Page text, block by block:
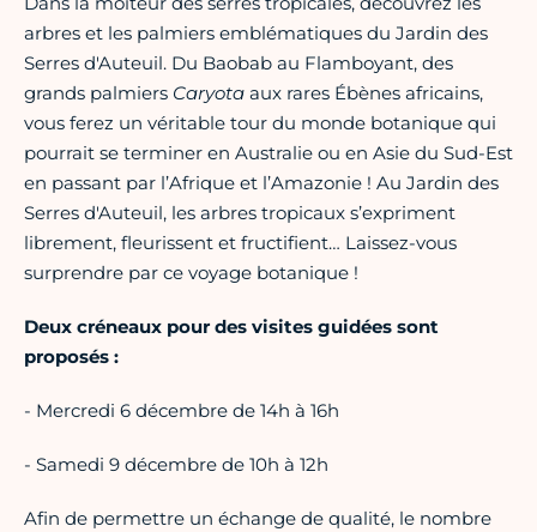
arbres et les palmiers emblématiques du Jardin des
Serres d'Auteuil. Du Baobab au Flamboyant, des
grands palmiers Caryota aux rares Ébènes africains,
vous ferez un véritable tour du monde botanique qui
pourrait se terminer en Australie ou en Asie du Sud-Est
en passant par l’Afrique et l’Amazonie ! Au Jardin des
Serres d'Auteuil, les arbres tropicaux s’expriment
librement, fleurissent et fructifient… Laissez-vous
surprendre par ce voyage botanique !
Deux créneaux pour des visites guidées sont
proposés :
- Mercredi 6 décembre de 14h à 16h
- Samedi 9 décembre de 10h à 12h
Afin de permettre un échange de qualité, le nombre